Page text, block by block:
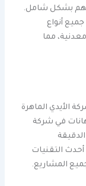
بشكل شامل.
أنواع
مما
الأيدي الماهرة
في شركة
التقنيات
المشاريع.